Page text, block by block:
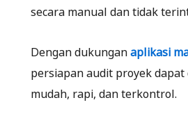
secara manual dan tidak
Dengan dukunganaplikasi
persiapan audit proyek
mudah, rapi, dan terkontrol.